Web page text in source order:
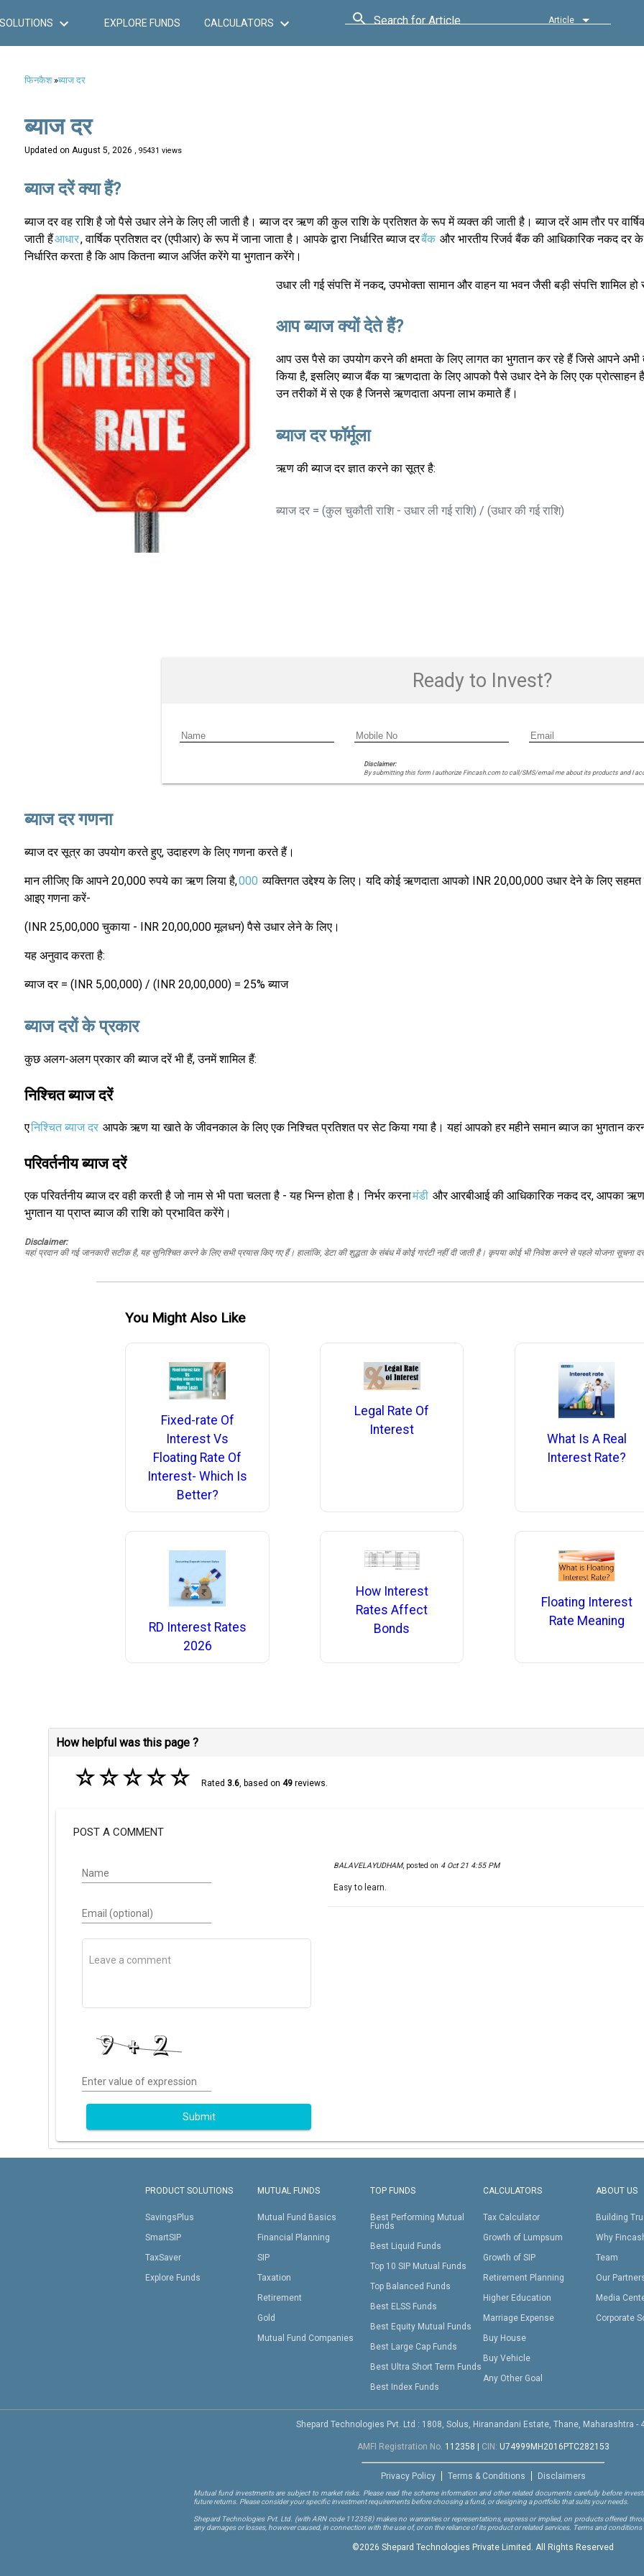
SOLUTIONS EXPLORE FUNDS CALCULATORS Search for Article Article
फिनकैश»ब्याज दर
ब्याज दर
Updated on August 5, 2026 , 95431 views
ब्याज दरें क्या हैं?
ब्याज दर वह राशि है जो पैसे उधार लेने के लिए ली जाती है। ब्याज दर ऋण की कुल राशि के प्रतिशत के रूप में व्यक्त की जाती है। ब्याज दरें आम तौर पर
जाती हैंआधार, वार्षिक प्रतिशत दर (एपीआर) के रूप में जाना जाता है। आपके द्वारा निर्धारित ब्याज दरबैंक और भारतीय रिजर्व बैंक की आधिकारिक नकद दर
निर्धारित करता है कि आप कितना ब्याज अर्जित करेंगे या भुगतान करेंगे।
उधार ली गई संपत्ति में नकद, उपभोक्ता सामान और वाहन या भवन जैसी बड़ी संपत्ति शामिल
आप ब्याज क्यों देते हैं?
आप उस पैसे का उपयोग करने की क्षमता के लिए लागत का भुगतान कर रहे हैं जिसे आपने अभी
किया है, इसलिए ब्याज बैंक या ऋणदाता के लिए आपको पैसे उधार देने के लिए एक प्रोत्साहन
उन तरीकों में से एक है जिनसे ऋणदाता अपना लाभ कमाते हैं।
ब्याज दर फॉर्मूला
ऋण की ब्याज दर ज्ञात करने का सूत्र है:
ब्याज दर = (कुल चुकौती राशि - उधार ली गई राशि) / (उधार की गई राशि)
Ready to Invest?
Disclaimer:
By submitting this form I authorize Fincash.com to call/SMS/email me about its products and I
ब्याज दर गणना
ब्याज दर सूत्र का उपयोग करते हुए, उदाहरण के लिए गणना करते हैं।
मान लीजिए कि आपने 20,000 रुपये का ऋण लिया है,000 व्यक्तिगत उद्देश्य के लिए। यदि कोई ऋणदाता आपको INR 20,00,000 उधार देने के लिए
आइए गणना करें-
(INR 25,00,000 चुकाया - INR 20,00,000 मूलधन) पैसे उधार लेने के लिए।
यह अनुवाद करता है:
ब्याज दर = (INR 5,00,000) / (INR 20,00,000) = 25% ब्याज
ब्याज दरों के प्रकार
कुछ अलग-अलग प्रकार की ब्याज दरें भी हैं, उनमें शामिल हैं:
निश्चित ब्याज दरें
एनिश्चित ब्याज दर आपके ऋण या खाते के जीवनकाल के लिए एक निश्चित प्रतिशत पर सेट किया गया है। यहां आपको हर महीने समान ब्याज का भुगतान
परिवर्तनीय ब्याज दरें
एक परिवर्तनीय ब्याज दर वही करती है जो नाम से भी पता चलता है - यह भिन्न होता है। निर्भर करनामंडी और आरबीआई की आधिकारिक नकद दर, आपका
भुगतान या प्राप्त ब्याज की राशि को प्रभावित करेंगे।
Disclaimer:
यहां प्रदान की गई जानकारी सटीक है, यह सुनिश्चित करने के लिए सभी प्रयास किए गए हैं। हालांकि, डेटा की शुद्धता के संबंध में कोई गारंटी नहीं दी जाती है। कृपया कोई भी निवेश करने से पहले योजना सूचना
You Might Also Like
Fixed-rate Of
Interest Vs
Floating Rate Of
Interest- Which Is
Better?
Legal Rate Of
Interest
What Is A Real
Interest Rate?
RD Interest Rates
2026
How Interest
Rates Affect
Bonds
Floating Interest
Rate Meaning
How helpful was this page ?
☆☆☆☆☆ Rated 3.6, based on 49reviews.
POST A COMMENT
Name
Email (optional)
Enter value of expression
Submit
BALAVELAYUDHAM,posted on 4 Oct 21 4:55 PM
Easy to learn.
PRODUCT SOLUTIONS
SavingsPlus
SmartSIP
TaxSaver
Explore Funds
MUTUAL FUNDS
Mutual Fund Basics
Financial Planning
SIP
Taxation
Retirement
Gold
Mutual Fund Companies
TOP FUNDS
Best Performing Mutual
Funds
Best Liquid Funds
Top 10 SIP Mutual Funds
Top Balanced Funds
Best ELSS Funds
Best Equity Mutual Funds
Best Large Cap Funds
Best Ultra Short Term Funds
Best Index Funds
CALCULATORS
Tax Calculator
Growth of Lumpsum
Growth of SIP
Retirement Planning
Higher Education
Marriage Expense
Buy House
Buy Vehicle
Any Other Goal
ABOUT US
Building
Why
Team
Our
Media
Corporate
Shepard Technologies Pvt. Ltd : 1808, Solus, Hiranandani Estate, Thane, Maharashtra -
AMFI Registration No. 112358 CIN: U74999MH2016PTC282153
Privacy Policy Terms & Conditions Disclaimers
Mutual fund investments are subject to market risks. Please read the scheme information and other related documents carefully before
future returns. Please consider your specific investment requirements before choosing a fund, or designing a portfolio that suits your needs.
Shepard Technologies Pvt. Ltd. (with ARN code 112358)makes no warranties or representations, express or implied, on products offered
any damages or losses, however caused, in connection with the use of, or on the reliance of its product or related services. Terms and conditions
©2026 Shepard Technologies Private Limited. All Rights Reserved